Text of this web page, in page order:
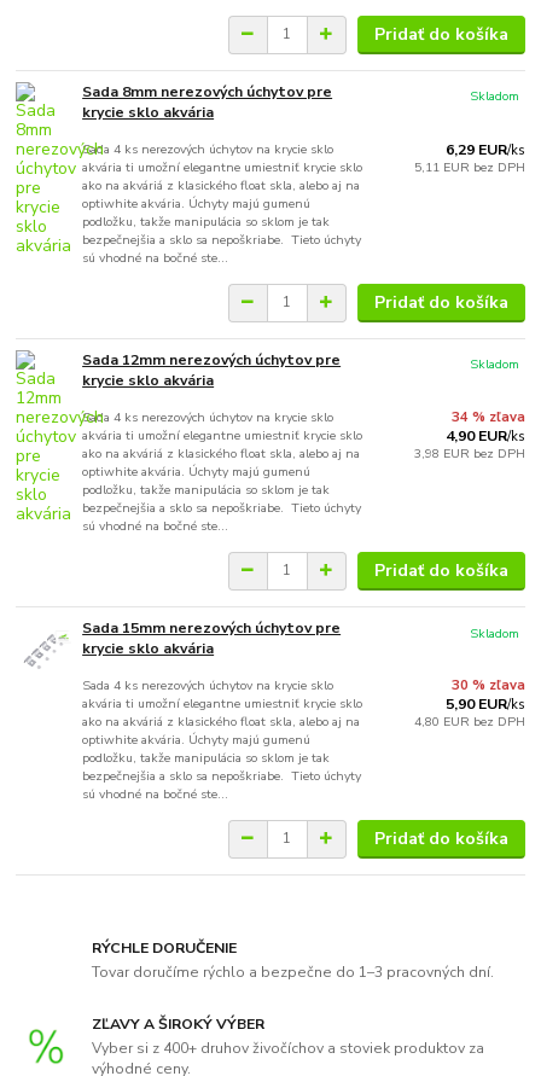
Pridať do košíka
Sada 8mm nerezových úchytov pre
krycie sklo akvária
Sada 4 ks nerezových úchytov na krycie sklo
akvária ti umožní elegantne umiestniť krycie sklo
ako na akváriá z klasického float skla, alebo aj na
optiwhite akvária. Úchyty majú gumenú
podložku, takže manipulácia so sklom je tak
bezpečnejšia a sklo sa nepoškriabe. Tieto úchyty
sú vhodné na bočné ste...
6,29 EUR/ks
5,11 EUR bez DPH
Skladom
Pridať do košíka
Sada 12mm nerezových úchytov pre
krycie sklo akvária
Sada 4 ks nerezových úchytov na krycie sklo
akvária ti umožní elegantne umiestniť krycie sklo
ako na akváriá z klasického float skla, alebo aj na
optiwhite akvária. Úchyty majú gumenú
podložku, takže manipulácia so sklom je tak
bezpečnejšia a sklo sa nepoškriabe. Tieto úchyty
sú vhodné na bočné ste...
34 % zľava
4,90 EUR/ks
3,98 EUR bez DPH
Skladom
Pridať do košíka
Sada 15mm nerezových úchytov pre
krycie sklo akvária
Sada 4 ks nerezových úchytov na krycie sklo
akvária ti umožní elegantne umiestniť krycie sklo
ako na akváriá z klasického float skla, alebo aj na
optiwhite akvária. Úchyty majú gumenú
podložku, takže manipulácia so sklom je tak
bezpečnejšia a sklo sa nepoškriabe. Tieto úchyty
sú vhodné na bočné ste...
30 % zľava
5,90 EUR/ks
4,80 EUR bez DPH
Skladom
Pridať do košíka
RÝCHLE DORUČENIE
Tovar doručíme rýchlo a bezpečne do 1–3 pracovných dní.
ZĽAVY A ŠIROKÝ VÝBER
Vyber si z 400+ druhov živočíchov a stoviek produktov za
výhodné ceny.